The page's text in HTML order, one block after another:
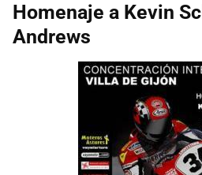
Homenaje a Kevin
Andrews